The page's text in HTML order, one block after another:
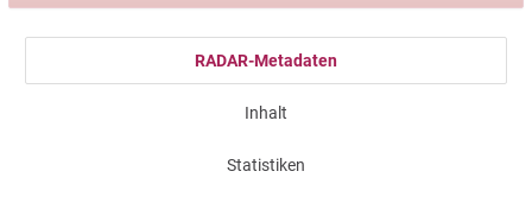
RADAR-Metadaten
Inhalt
Statistiken